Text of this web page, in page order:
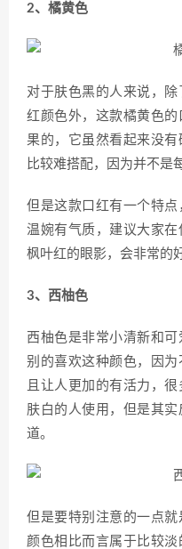
2、橘黄色
对于肤色黑的人来说，
红颜色外，这款橘黄色
果的，它虽然看起来没
比较难搭配，因为并不是
但是这款口红有一个特
温婉有气质，建议大家
枫叶红的眼影，会非常的
3、西柚色
西柚色是非常小清新和
别的喜欢这种颜色，因
且让人更加的有活力，
肤白的人使用，但是其
道。
但是要特别注意的一点就
颜色相比而言属于比较